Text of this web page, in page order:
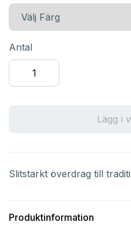
Antal
Lägg i
Slitstarkt överdrag till
Produktinformation